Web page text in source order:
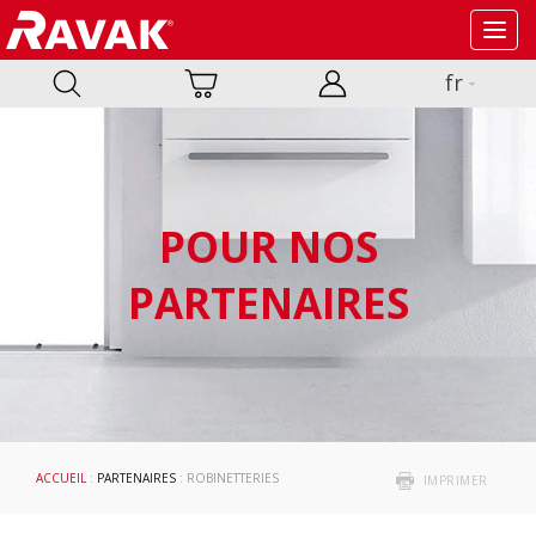
fr
POUR NOS
PARTENAIRES
IMPRIMER
ACCUEIL : PARTENAIRES : ROBINETTERIES